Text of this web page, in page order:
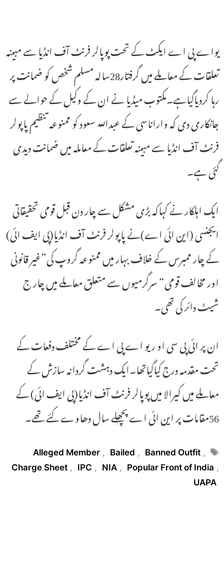
یواے پی اے ایکٹ کے تحت پوپالر فرنٹ آف انڈیا سے مبینہ
تعلقات کے معاملے میں گرفتار28سالہ مسلم شخص کو ضمانت پر
رہا کردیاگیاہے۔مکتوب میڈیا نے ان کے وکیل کے حوالے سے
جانکاری دی کہ واراناسی کے عبداللہ سعود کو ممنوعہ تنظیم پاپولر
فرنٹ آف انڈیا سے مبینہ تعلقات کے معاملہ میں ضمانت دیدی
گئی ہے۔
ایک اہلکار نے کہاکہ بڑی مشکل سے چار دن قبل قومی تحقیقاتی
ایجنسی (این ائی اے)نے پاپولر فرنٹ آف انڈیا(پی ایف ائی)
کے چار ممبرس کے خلاف بہار میں ممنوعہ گروپ کی”غیر قانونی
اور مخالف قومی“ سرگرمیوں سے متعلق معاملے میں چار ج
شیٹ دائر کی تھی۔
ان پر ائی پی سی او ریو اے پی اے کے مختلف دفعات کے
تحت مقدمہ درج کیاگیاتھا۔ایک دہشت گردانہ سازش کے
معاملے میں کیرالا میں پوپالر فرنٹ آف انڈیا(پی ایف ائی) کے
56مقامات پر این ائی اے پچھلے سال دھاوے کئے تھے۔
Tags
Alleged Member , Bailed , Banned Outfit ,
Charge Sheet , IPC , NIA , Popular Front of India ,
UAPA